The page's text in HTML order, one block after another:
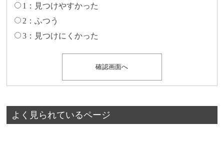
1：見つけやすかった
2：ふつう
3：見つけにくかった
よく見られているページ